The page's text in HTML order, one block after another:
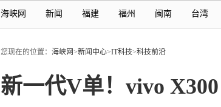
海峡网 新闻 福建 福州 闽南 台湾
您现在的位置： 海峡网>新闻中心>IT科技>科技前沿
新一代V单！vivo